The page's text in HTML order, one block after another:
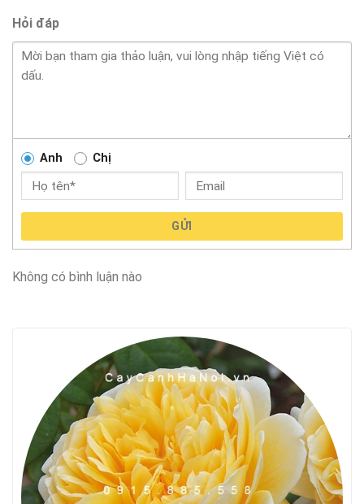
Hỏi đáp
Anh Chị
GỬI
Không có bình luận nào